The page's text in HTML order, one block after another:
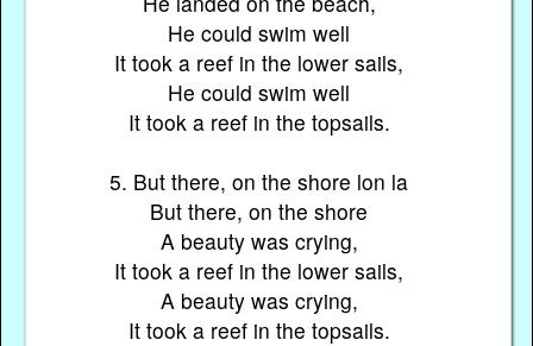
He could swim well
It took a reef in the lower sails,
He could swim well
It took a reef in the topsails.
5. But there, on the shore lon la
But there, on the shore
A beauty was crying,
It took a reef in the lower sails,
A beauty was crying,
It took a reef in the topsails.